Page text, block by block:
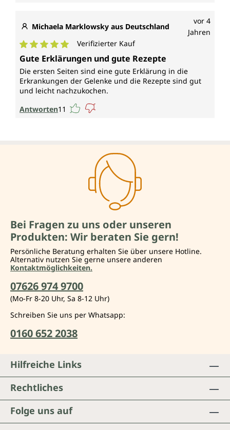
Michaela Marklowsky aus Deutschland
vor 4
Jahren
Durchschnittliche Bewertung von 5 von 5 Sternen
Verifizierter Kauf
Gute Erklärungen und gute Rezepte
Die ersten Seiten sind eine gute Erklärung in die
Erkrankungen der Gelenke und die Rezepte sind gut
und leicht nachzukochen.
Antworten11
Bei Fragen zu uns oder unseren
Produkten: Wir beraten Sie gern!
Persönliche Beratung erhalten Sie über unsere Hotline.
Alternativ nutzen Sie gerne unsere anderen
Kontaktmöglichkeiten.
07626 974 9700
(Mo-Fr 8-20 Uhr, Sa 8-12 Uhr)
Schreiben Sie uns per Whatsapp:
0160 652 2038
Folge uns auf
Hilfreiche Links
Rechtliches